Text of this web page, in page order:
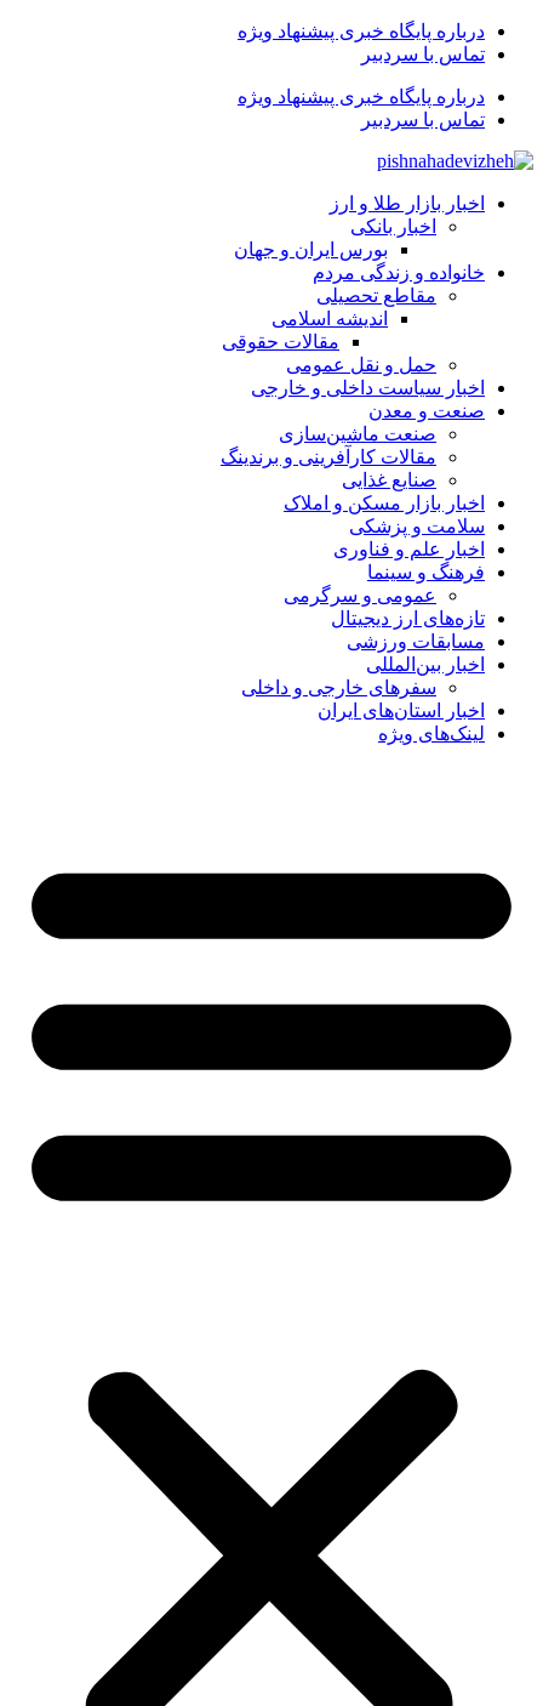
درباره پایگاه خبری پیشنهاد ویژه
تماس با سردبیر
درباره پایگاه خبری پیشنهاد ویژه
تماس با سردبیر
اخبار بازار طلا و ارز
اخبار بانکی
بورس ایران و جهان
خانواده و زندگی مردم
مقاطع تحصیلی
اندیشه اسلامی
مقالات حقوقی
حمل و نقل عمومی
اخبار سیاست داخلی و خارجی
صنعت و معدن
صنعت ماشین‌سازی
مقالات کارآفرینی و برندینگ
صنایع غذایی
اخبار بازار مسکن و املاک
سلامت و پزشکی
اخبار علم و فناوری
فرهنگ و سینما
عمومی و سرگرمی
تازه‌های ارز دیجیتال
مسابقات ورزشی
اخبار بین‌المللی
سفرهای خارجی و داخلی
اخبار استان‌های ایران
لینک‌های ویژه